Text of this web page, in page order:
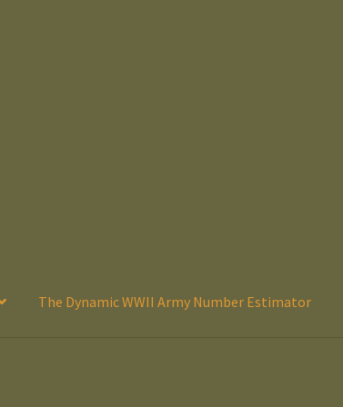
The Dynamic WWII Army Number Estimator